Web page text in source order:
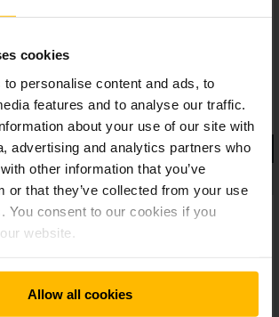
cookies
personalise content and ads, to
features and to analyse our traffic.
about your use of our site with
advertising and analytics partners who
other information that you’ve
or that they’ve collected from your use
You consent to our cookies if you
website.
Allow all cookies